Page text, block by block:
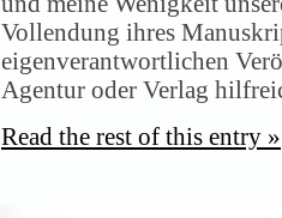
Vollendung ihres
eigenverantwortlichen
Agentur oder Verlag
Read the rest of this entry »